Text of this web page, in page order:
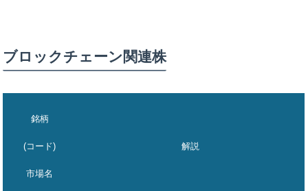
ブロックチェーン関連株
銘柄
(コード)
市場名
解説